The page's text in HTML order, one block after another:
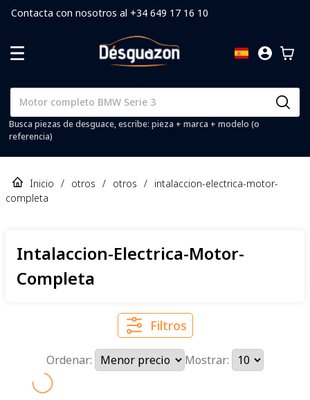
Contacta con nosotros al +34 649 17 16 10
Busca piezas de desguace, escribe: pieza + marca + modelo (o
referencia)
Inicio / otros / otros / intalaccion-electrica-motor-
completa
Intalaccion-Electrica-Motor-
Completa
Filtros
Ordenar: Mostrar: